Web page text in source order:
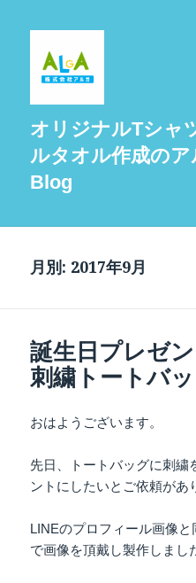
オリジナルTシャ
ルタオル作成の
Blog
月別: 2017年9月
誕生日プレゼ
刺繍トートバッ
おはようございます。
先日、トートバッグに刺繍
ントにしたいとご依頼があ
LINEのプロフィール画像
で画像を頂戴し製作しまし